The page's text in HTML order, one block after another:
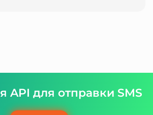
API для отправки SMS